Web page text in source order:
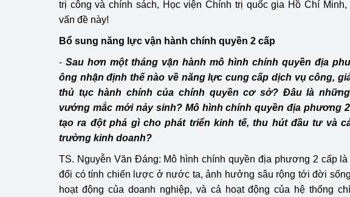
Bộ Công Thương
động kiểm định
làm việc ở môi
hiểm khí, bụi nổ
Cơ sở sản xuất,
LPG
nghiệp vụ kiểm
lao động
Văn hóa ngành Công Thương
Sử dụng năng lượng tiết kiệm và
hiệu quả
Hiệu quả năng
Khoa học, công nghệ và đổi mới sáng
Thông báo
Bảo vệ môi trường Video bảo vệ
trị công và chính sách, Học viện Chính trị quốc gia Hồ Chí Minh,
vấn đề này!
Bổ sung năng lực vận hành chính quyền 2 cấp
- Sau hơn một tháng vận hành mô hình chính quyền địa
ông nhận định thế nào về năng lực cung cấp dịch vụ công,
thủ tục hành chính của chính quyền cơ sở? Đâu là
vướng mắc mới nảy sinh? Mô hình chính quyền địa phương
tạo ra đột phá gì cho phát triển kinh tế, thu hút đầu tư và
trường kinh doanh?
TS. Nguyễn Văn Đáng: Mô hình chính quyền địa phương 2 cấp
đổi có tính chiến lược ở nước ta, ảnh hưởng sâu rộng tới đời
hoạt động của doanh nghiệp, và cả hoạt động của hệ thống